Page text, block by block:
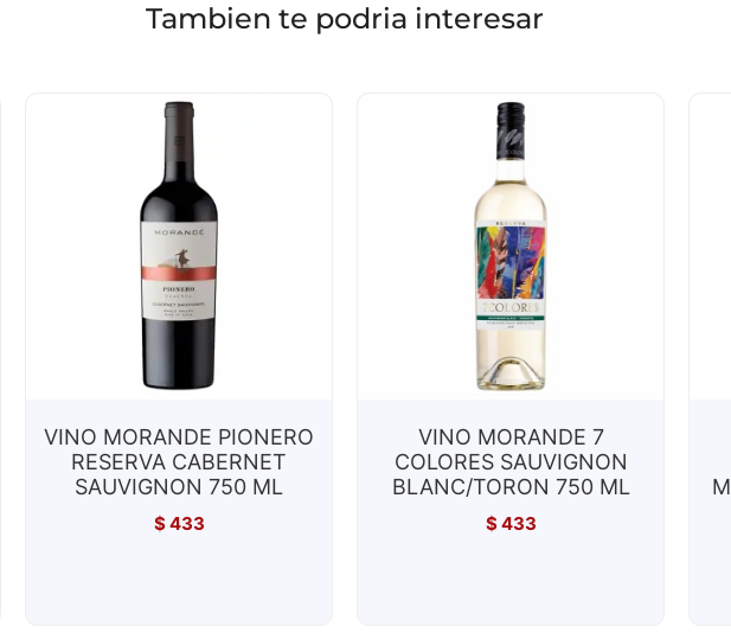
Tambien te podria interesar
VINO MORANDE PIONERO
RESERVA CABERNET
SAUVIGNON 750 ML
$433
VINO MORANDE 7
COLORES SAUVIGNON
BLANC/TORON 750 ML
$433